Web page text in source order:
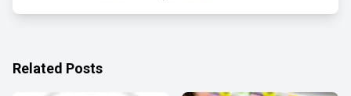
Related Posts